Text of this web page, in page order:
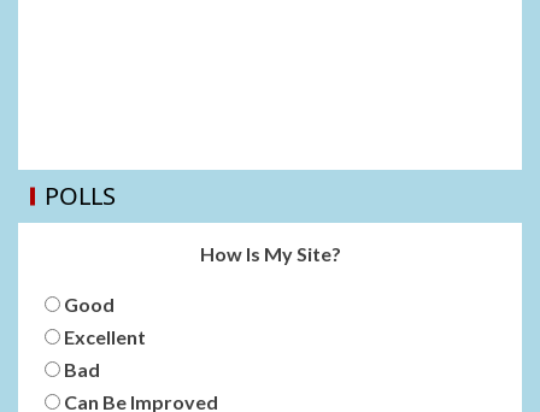
POLLS
How Is My Site?
Good
Excellent
Bad
Can Be Improved